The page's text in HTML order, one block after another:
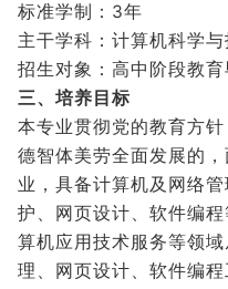
标准学制：3年
主干学科：计算机科学与
招生对象：高中阶段教
三、培养目标
本专业贯彻党的教育方
德智体美劳全面发展的
业，具备计算机及网络
护、网页设计、软件编
算机应用技术服务等领
理、网页设计、软件编程